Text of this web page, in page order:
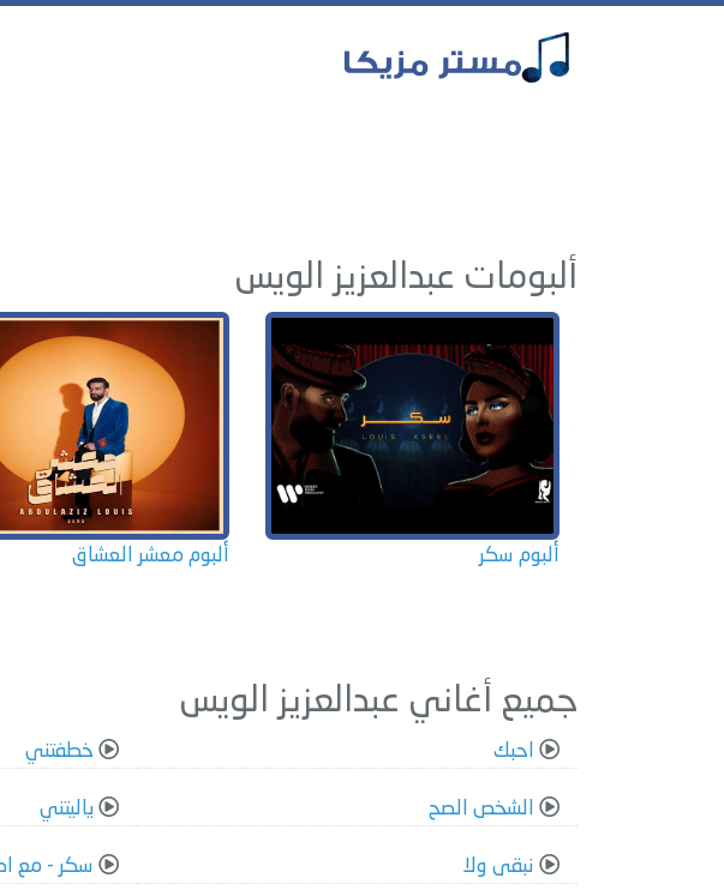
ألبومات عبدالعزيز الويس
ألبوم سكر ألبوم معشر العشاق
جميع أغاني عبدالعزيز الويس
احبك خطفتني
الشخص الصح ياليتني
نبقى ولا سكر - مع